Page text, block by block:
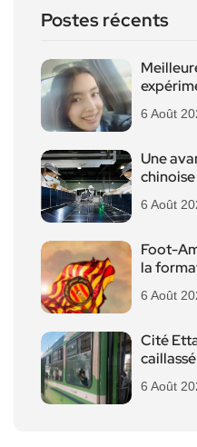
Postes récents
6 Août
Une
6 Août
Foot-
la
6 Août
Cité
6 Août